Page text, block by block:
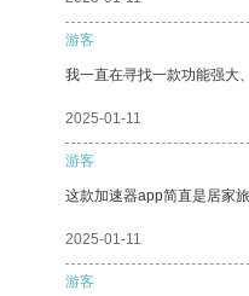
游客
我一直在寻找一款功能强大
2025-01-11
游客
这款加速器app简直是居家
2025-01-11
游客